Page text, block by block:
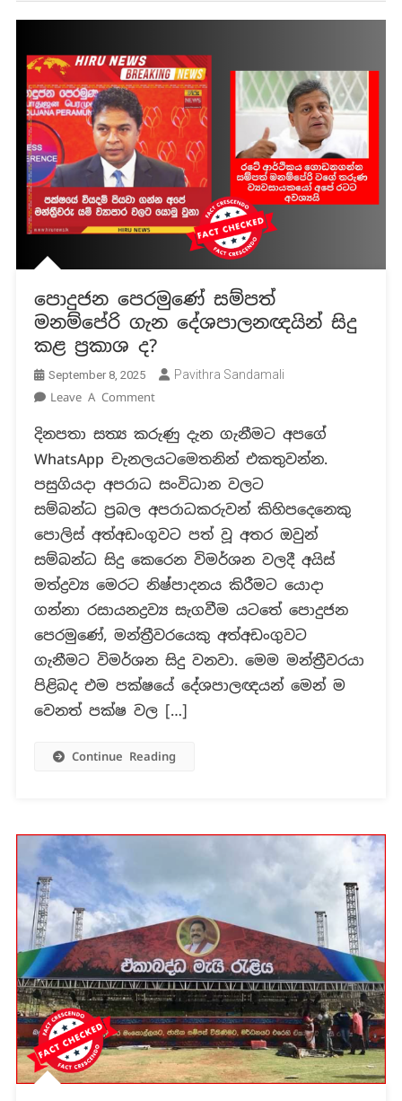
පොදුජන පෙරමුණේ සම්පත්
මනම්පේරි ගැන දේශපාලනඥයින් සිදු
කළ ප්‍රකාශ ද?
September 8, 2025 Pavithra Sandamali
Leave A CommentOn
පෙරමුණේ
සම්පත්
මනම්පේරි
ගැන
දේශපාලනඥයින්
සිදු
කළ
ප්‍රකාශ
ද?
දිනපතා සත්‍ය කරුණු දැන ගැනීමට අපගේ
WhatsApp චැනලයටමෙතනින් එකතුවන්න.
පසුගියදා අපරාධ සංවිධාන වලට
සම්බන්ධ ප්‍රබල අපරාධකරුවන් කිහිපදෙනෙකු
පොලිස් අත්අඩංගුවට පත් වූ අතර ඔවුන්
සම්බන්ධ සිදු කෙරෙන විමර්ශන වලදී අයිස්
මත්ද්‍රව්‍ය මෙරට නිෂ්පාදනය කිරීමට යොදා
ගන්නා රසායනද්‍රව්‍ය සැගවීම යටතේ පොදුජන
පෙරමුණේ, මන්ත්‍රීවරයෙකු අත්අඩංගුවට
ගැනීමට විමර්ශන සිදු වනවා. මෙම මන්ත්‍රීවරයා
පිළිබද එම පක්ෂයේ දේශපාලඥයන් මෙන් ම
වෙනත් පක්ෂ වල […]
Continue Reading